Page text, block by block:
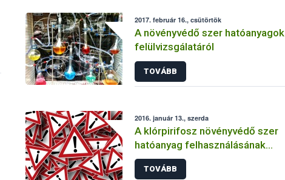
2017. február 16., csütörtök
A növényvédő szer hatóanyagok
felülvizsgálatáról
TOVÁBB
2016. január 13., szerda
A klórpirifosz növényvédő szer
hatóanyag felhasználásának
korlátozása
TOVÁBB